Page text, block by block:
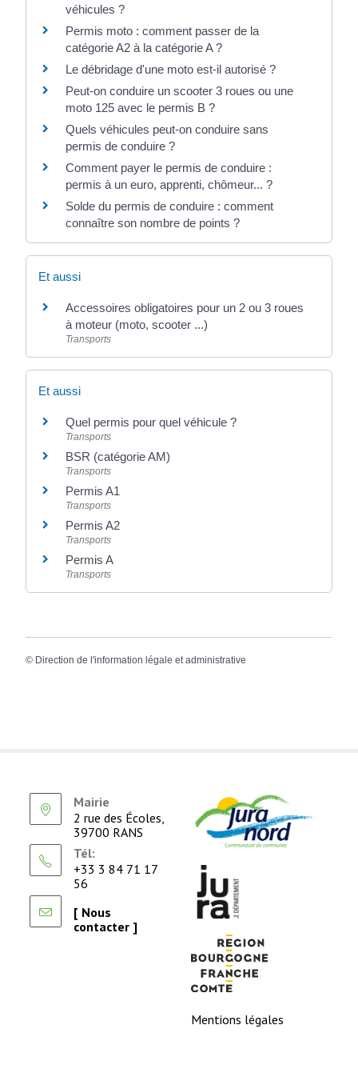
véhicules ?
Permis moto : comment passer de la
catégorie A2 à la catégorie A ?
Le débridage d'une moto est-il autorisé ?
Peut-on conduire un scooter 3 roues ou une
moto 125 avec le permis B ?
Quels véhicules peut-on conduire sans
permis de conduire ?
Comment payer le permis de conduire :
permis à un euro, apprenti, chômeur... ?
Solde du permis de conduire : comment
connaître son nombre de points ?
Et aussi
Accessoires obligatoires pour un 2 ou 3 roues
à moteur (moto, scooter ...)
Transports
Et aussi
Quel permis pour quel véhicule ?
Transports
BSR (catégorie AM)
Transports
Permis A1
Transports
Permis A2
Transports
Permis A
Transports
© Direction de l'information légale et administrative
Mairie
2 rue des Écoles,
39700 RANS
Tél:
+33 3 84 71 17
56
[ Nous
contacter ]
Mentions légales